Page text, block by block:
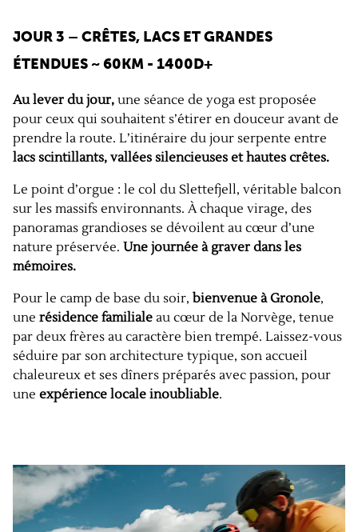
JOUR 3 – CRÊTES, LACS ET GRANDES
ÉTENDUES ~ 60KM - 1400D+
Au lever du jour, une séance de yoga est proposée
pour ceux qui souhaitent s’étirer en douceur avant de
prendre la route. L’itinéraire du jour serpente entre
lacs scintillants, vallées silencieuses et hautes crêtes.
Le point d’orgue : le col du Slettefjell, véritable balcon
sur les massifs environnants. À chaque virage, des
panoramas grandioses se dévoilent au cœur d’une
nature préservée. Une journée à graver dans les
mémoires.
Pour le camp de base du soir, bienvenue à Gronole,
une résidence familiale au cœur de la Norvège, tenue
par deux frères au caractère bien trempé. Laissez-vous
séduire par son architecture typique, son accueil
chaleureux et ses dîners préparés avec passion, pour
une expérience locale inoubliable.